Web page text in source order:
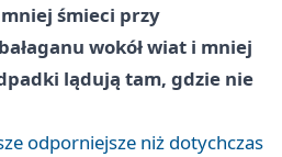
śmieci przy
wokół wiat i mniej
lądują tam, gdzie nie
odporniejsze niż dotychczas